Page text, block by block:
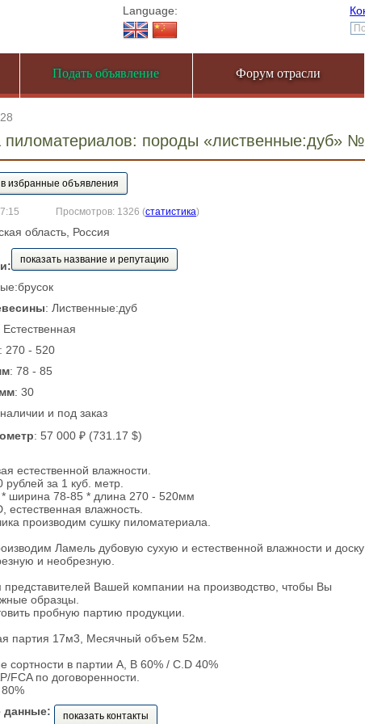
Language:
Подать объявление Форум отрасли
породы «лиственные:дуб»
Просмотров: 1326 (статистика)
область, Россия
показать название и репутацию
: Лиственные:дуб
Естественная
: 270 - 520
: 78 - 85
: 30
и под заказ
: 57 000 ₽ (731.17 $)
естественной влажности.
за 1 куб. метр.
ширина 78-85 * длина 270 - 520мм
естественная влажность.
производим сушку пиломатериала.
Ламель дубовую сухую и естественной влажности и доску
и необрезную.
Вашей компании на производство, чтобы Вы
образцы.
пробную партию продукции.
партия 17м3, Месячный объем 52м.
сортности в партии А, В 60% / С.D 40%
FCA по договоренности.
данные:
показать контакты